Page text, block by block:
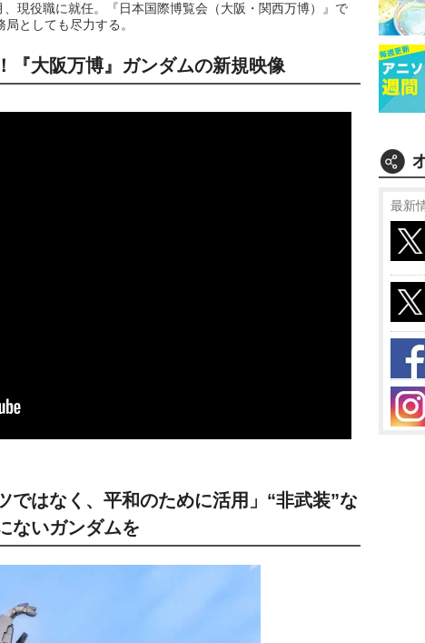
現役職に就任。『日本国際博覧会（大阪・関西万博）』で
としても尽力する。
『大阪万博』ガンダムの新規映像
ではなく、平和のために活用」“非武装”な
ないガンダムを
最新